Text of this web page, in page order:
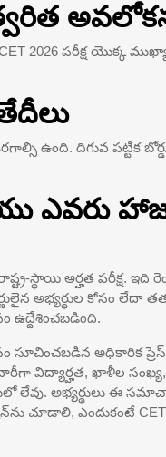
2026 పరీక్ష యొక్క
ఉంది. దిగువ పట్టిక
ఎవరు
స్థాయి అర్హత పరీక్ష. ఇది
అభ్యర్థుల కోసం లేదా
ఉద్దేశించబడింది.
అధికారిక ప్రెస్
విద్యార్హత, ఖాళీల
అభ్యర్థులు ఈ
చూడాలి, ఎందుకంటే CET